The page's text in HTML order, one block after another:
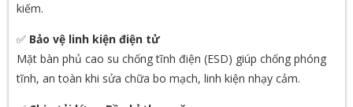
kiếm.
✅ Bảo vệ linh kiện điện tử
Mặt bàn phủ cao su chống tĩnh điện (ESD) giúp chống phóng
tĩnh, an toàn khi sửa chữa bo mạch, linh kiện nhạy cảm.